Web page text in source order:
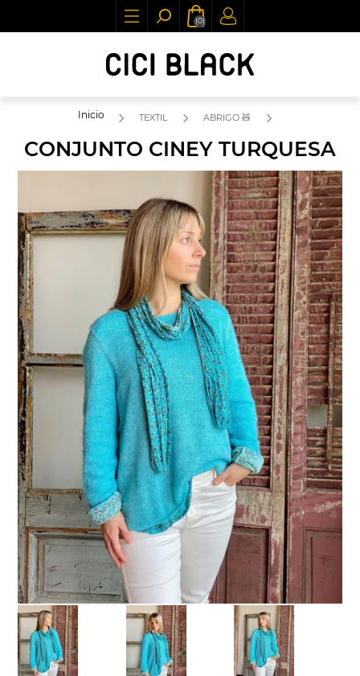
(0)
Inicio TEXTIL ABRIGO 🧸
CONJUNTO CINEY TURQUESA